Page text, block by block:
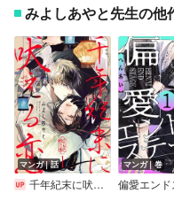
みよしあやと先生の他
マンガ｜話
千年紀末に吠える恋【分冊版】
マンガ｜巻
偏愛エン